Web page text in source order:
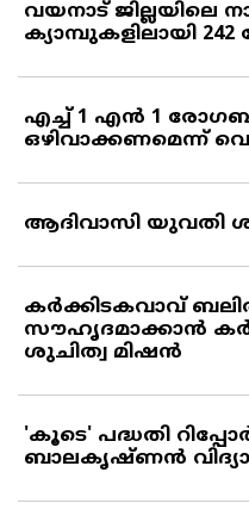
വയനാട് ജില്ലയിലെ
ക്യാമ്പുകളിലായി 242
എച്ച് 1 എന്‍ 1
ഒഴിവാക്കണമെന്ന്
ആദിവാസി യുവതി
കര്‍ക്കിടകവാവ്
സൗഹൃദമാക്കാന്‍
ശുചിത്വ മിഷന്‍
'കൂടെ' പദ്ധതി
ബാലകൃഷ്ണന്‍